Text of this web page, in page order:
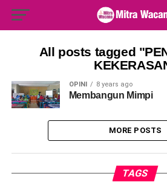
for:
All posts tagged
OPINI 8 years ago
Membangun Mimpi
MORE POSTS
TAGS